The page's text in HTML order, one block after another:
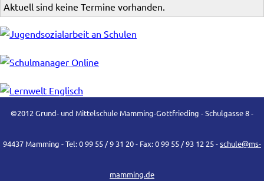
Aktuell sind keine Termine vorhanden.
©2012 Grund- und Mittelschule Mamming-Gottfrieding - Schulgasse 8 -
94437 Mamming - Tel: 0 99 55 / 9 31 20 - Fax: 0 99 55 / 93 12 25 -schule@ms-
mamming.de